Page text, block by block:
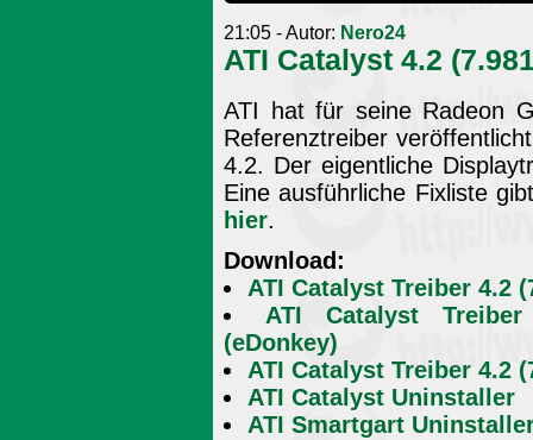
21:05 - Autor: Nero24
ATI Catalyst 4.2
ATI hat für seine Radeon
Referenztreiber
4.2. Der eigentliche
Eine ausführliche Fixliste
hier.
Download:
ATI Catalyst Treiber 4.2
ATI Catalyst
(eDonkey)
ATI Catalyst Treiber 4.2
ATI Catalyst Uninstaller
ATI Smartgart